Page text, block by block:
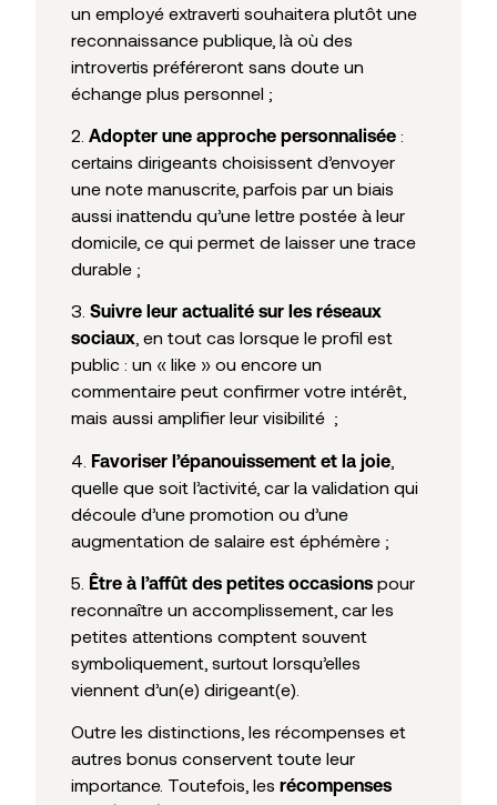
un employé extraverti souhaitera plutôt une
reconnaissance publique, là où des
introvertis préféreront sans doute un
échange plus personnel ;
2. Adopter une approche personnalisée :
certains dirigeants choisissent d’envoyer
une note manuscrite, parfois par un biais
aussi inattendu qu’une lettre postée à leur
domicile, ce qui permet de laisser une trace
durable ;
3. Suivre leur actualité sur les réseaux
sociaux , en tout cas lorsque le profil est
public : un « like » ou encore un
commentaire peut confirmer votre intérêt,
mais aussi amplifier leur visibilité ;
4. Favoriser l’épanouissement et la joie
quelle que soit l’activité, car la validation qui
découle d’une promotion ou d’une
augmentation de salaire est éphémère ;
5. Être à l’affût des petites occasions pour
reconnaître un accomplissement, car les
petites attentions comptent souvent
symboliquement, surtout lorsqu’elles
viennent d’un(e) dirigeant(e).
Outre les distinctions, les récompenses et
autres bonus conservent toute leur
importance. Toutefois, les récompenses